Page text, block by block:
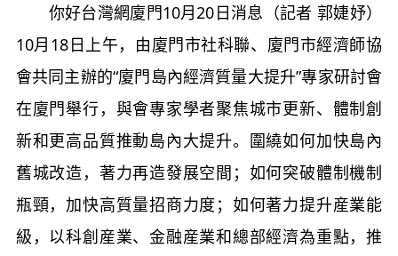
你好台灣網廈門10月20日消息（記者 郭婕妤）
10月18日上午，由廈門市社科聯、廈門市經濟師協
會共同主辦的“廈門島內經濟質量大提升”專家研討會
在廈門舉行，與會專家學者聚焦城市更新、體制創
新和更高品質推動島內大提升。圍繞如何加快島內
舊城改造，著力再造發展空間；如何突破體制機制
瓶頸，加快高質量招商力度；如何著力提升産業能
級，以科創産業、金融産業和總部經濟為重點，推